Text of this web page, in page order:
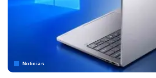
Noticias